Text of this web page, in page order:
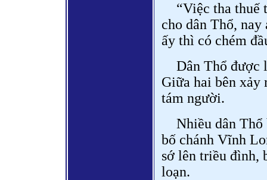
“Việc tha thuế
cho dân Thổ,
ấy thì có chém
Dân Thổ được
Giữa hai bên xảy
tám người.
Nhiều dân
bố chánh Vĩnh
sớ lên triều đình,
loạn.